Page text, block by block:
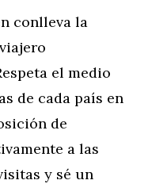
conlleva la
el medio
de cada país en
de
a las
y sé un